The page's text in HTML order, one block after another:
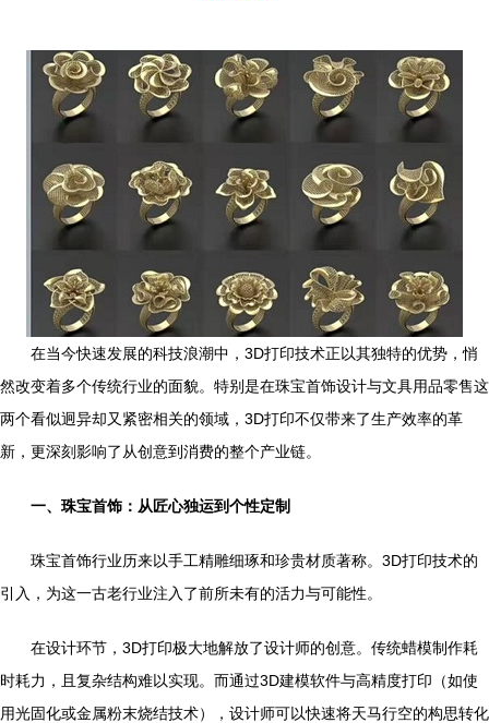
在当今快速发展的科技浪潮中，3D打印技术正以其独特的优势，悄
然改变着多个传统行业的面貌。特别是在珠宝首饰设计与文具用品零售这
两个看似迥异却又紧密相关的领域，3D打印不仅带来了生产效率的革
新，更深刻影响了从创意到消费的整个产业链。
一、珠宝首饰：从匠心独运到个性定制
珠宝首饰行业历来以手工精雕细琢和珍贵材质著称。3D打印技术的
引入，为这一古老行业注入了前所未有的活力与可能性。
在设计环节，3D打印极大地解放了设计师的创意。传统蜡模制作耗
时耗力，且复杂结构难以实现。而通过3D建模软件与高精度打印（如使
用光固化或金属粉末烧结技术），设计师可以快速将天马行空的构思转化